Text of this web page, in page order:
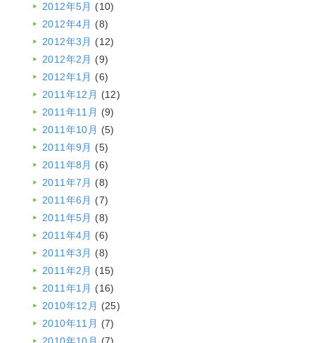
2012年5月 (10)
2012年4月 (8)
2012年3月 (12)
2012年2月 (9)
2012年1月 (6)
2011年12月 (12)
2011年11月 (9)
2011年10月 (5)
2011年9月 (5)
2011年8月 (6)
2011年7月 (8)
2011年6月 (7)
2011年5月 (8)
2011年4月 (6)
2011年3月 (8)
2011年2月 (15)
2011年1月 (16)
2010年12月 (25)
2010年11月 (7)